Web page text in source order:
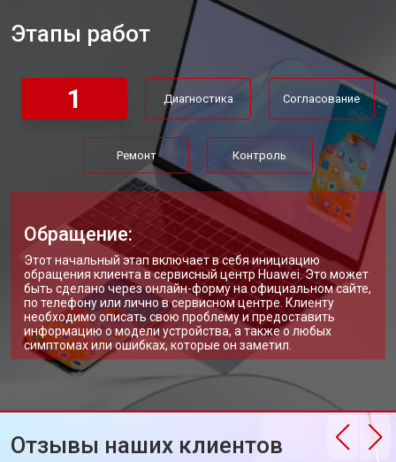
Замена материнской платы от 2750 ₽
Замена жесткого диска HDD/SSD Заказать
Этапы работ
1 Диагностика Согласование
Ремонт Контроль
Обращение:
Этот начальный этап включает в себя инициацию
обращения клиента в сервисный центр Huawei. Это может
быть сделано через онлайн-форму на официальном сайте,
по телефону или лично в сервисном центре. Клиенту
необходимо описать свою проблему и предоставить
информацию о модели устройства, а также о любых
симптомах или ошибках, которые он заметил.
Отзывы наших клиентов